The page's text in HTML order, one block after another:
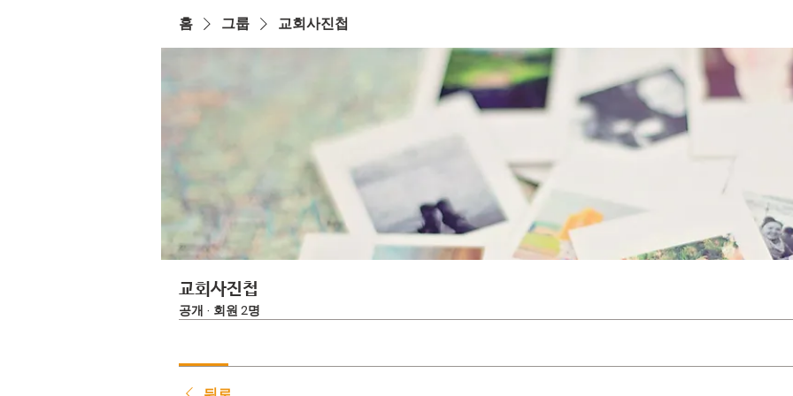
홈 그룹 교회사진첩
교회사진첩
공개 · 회원 2명